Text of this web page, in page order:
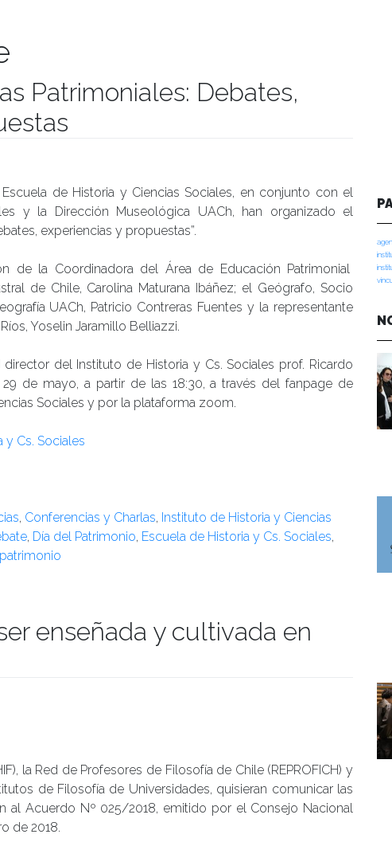
Patrimoniales: Debates,
de Historia y Ciencias Sociales, en conjunto con el
y la Dirección Museológica UACh, han organizado el
experiencias y propuestas”.
de la Coordinadora del Área de Educación Patrimonial
de Chile, Carolina Maturana Ibáñez; el Geógrafo, Socio
UACh, Patricio Contreras Fuentes y la representante
Yoselin Jaramillo Belliazzi.
del Instituto de Historia y Cs. Sociales prof. Ricardo
de mayo, a partir de las 18:30, a través del fanpage de
Sociales y por la plataforma zoom.
y Cs. Sociales
, Conferencias y Charlas, Instituto de Historia y Ciencias
, Día del Patrimonio, Escuela de Historia y Cs. Sociales,
patrimonio
enseñada y cultivada en
la Red de Profesores de Filosofía de Chile (REPROFICH) y
de Filosofía de Universidades, quisieran comunicar las
al Acuerdo Nº 025/2018, emitido por el Consejo Nacional
de 2018.